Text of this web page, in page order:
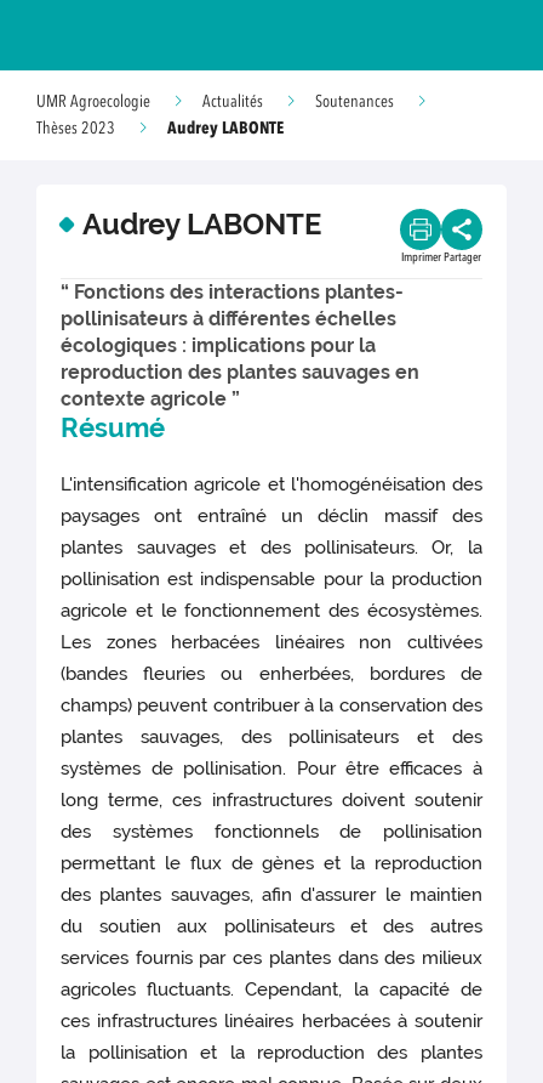
UMR Agroecologie Actualités
Soutenances
Thèses 2023
Audrey LABONTE
Audrey LABONTE
Imprimer Partager
“ Fonctions des interactions plantes-
pollinisateurs à différentes échelles
écologiques : implications pour la
reproduction des plantes sauvages en
contexte agricole ”
Résumé
L'intensification agricole et l'homogénéisation des
paysages ont entraîné un déclin massif des
plantes sauvages et des pollinisateurs. Or, la
pollinisation est indispensable pour la production
agricole et le fonctionnement des écosystèmes.
Les zones herbacées linéaires non cultivées
(bandes fleuries ou enherbées, bordures de
champs) peuvent contribuer à la conservation des
plantes sauvages, des pollinisateurs et des
systèmes de pollinisation. Pour être efficaces à
long terme, ces infrastructures doivent soutenir
des systèmes fonctionnels de pollinisation
permettant le flux de gènes et la reproduction
des plantes sauvages, afin d'assurer le maintien
du soutien aux pollinisateurs et des autres
services fournis par ces plantes dans des milieux
agricoles fluctuants. Cependant, la capacité de
ces infrastructures linéaires herbacées à soutenir
la pollinisation et la reproduction des plantes